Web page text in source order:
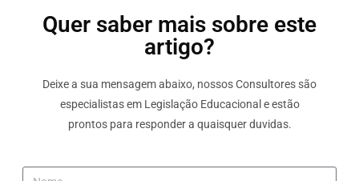
Quer saber mais sobre este
artigo?
Deixe a sua mensagem abaixo, nossos Consultores são
especialistas em Legislação Educacional e estão
prontos para responder a quaisquer duvidas.